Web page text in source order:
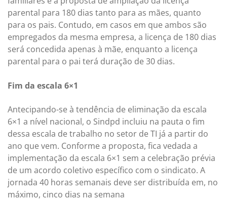
parental para 180 dias tanto para as mães, quanto
para os pais. Contudo, em casos em que ambos são
empregados da mesma empresa, a licença de 180 dias
será concedida apenas à mãe, enquanto a licença
parental para o pai terá duração de 30 dias.
Fim da escala 6×1
Antecipando-se à tendência de eliminação da escala
6×1 a nível nacional, o Sindpd incluiu na pauta o fim
dessa escala de trabalho no setor de TI já a partir do
ano que vem. Conforme a proposta, fica vedada a
implementação da escala 6×1 sem a celebração prévia
de um acordo coletivo específico com o sindicato. A
jornada 40 horas semanais deve ser distribuída em, no
máximo, cinco dias na semana